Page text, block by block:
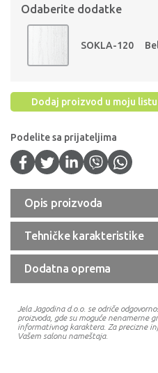
Odaberite dodatke
SOKLA-120
Dodaj proizvod u moju listu
Podelite sa prijateljima
Opis proizvoda
Tehničke karakteristike
Dodatna oprema
Jela Jagodina d.o.o. se odriče
proizvoda, gde su moguće nenamerne
informativnog karaktera. Za precizne
Vašem salonu nameštaja.